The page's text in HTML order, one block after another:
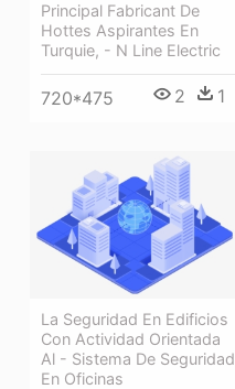
Principal Fabricant De
Hottes Aspirantes En
Turquie, - N Line Electric
720*475 2 1
La Seguridad En Edificios
Con Actividad Orientada
Al - Sistema De Seguridad
En Oficinas